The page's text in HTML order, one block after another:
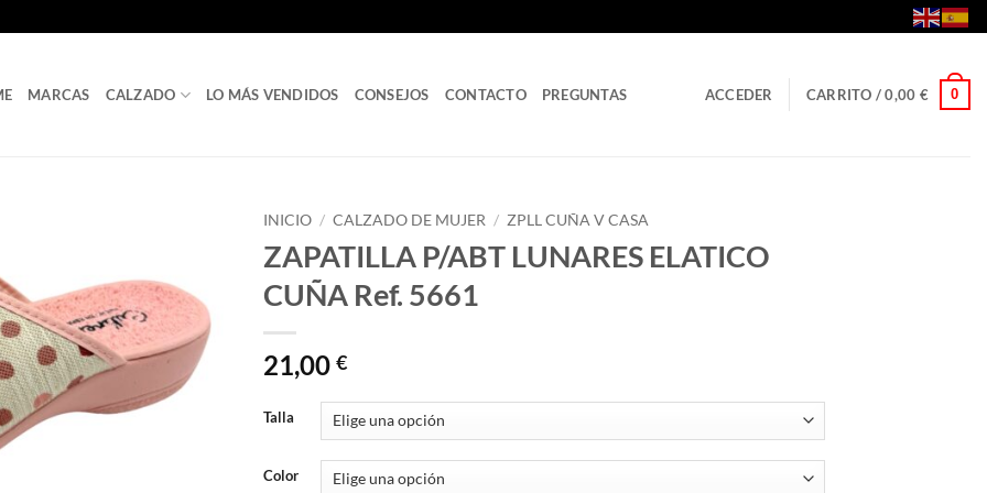
MARCAS CALZADO LO MÁS VENDIDOS CONSEJOS CONTACTO PREGUNTAS ACCEDER CARRITO /0,00 € 0
INICIO / CALZADO DE MUJER / ZPLL CUÑA V CASA
ZAPATILLA P/ABT LUNARES ELATICO
CUÑA Ref. 5661
21,00 €
Talla
Color